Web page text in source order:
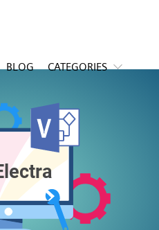
BLOG
CATEGORIES